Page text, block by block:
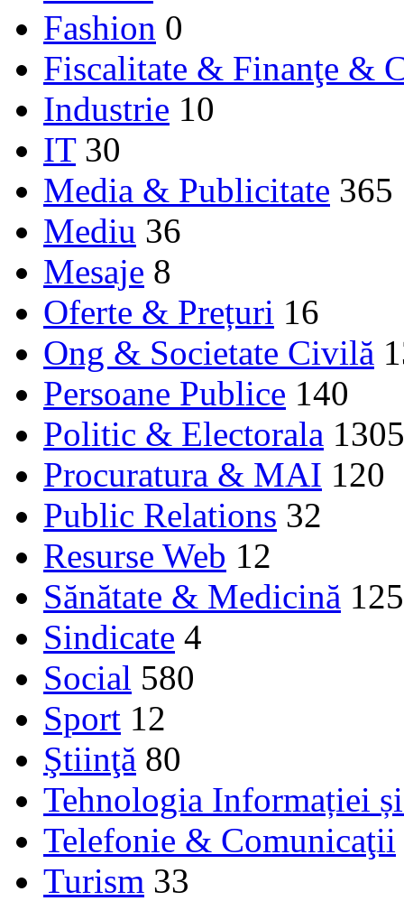
Fashion 0
Fiscalitate & Finanţe &
Industrie 10
IT 30
Media & Publicitate 365
Mediu 36
Mesaje 8
Oferte & Prețuri 16
Ong & Societate Civilă
Persoane Publice 140
Politic & Electorala 1305
Procuratura & MAI 120
Public Relations 32
Resurse Web 12
Sănătate & Medicină 125
Sindicate 4
Social 580
Sport 12
Ştiinţă 80
Tehnologia Informației
Telefonie & Comunicaţii
Turism 33